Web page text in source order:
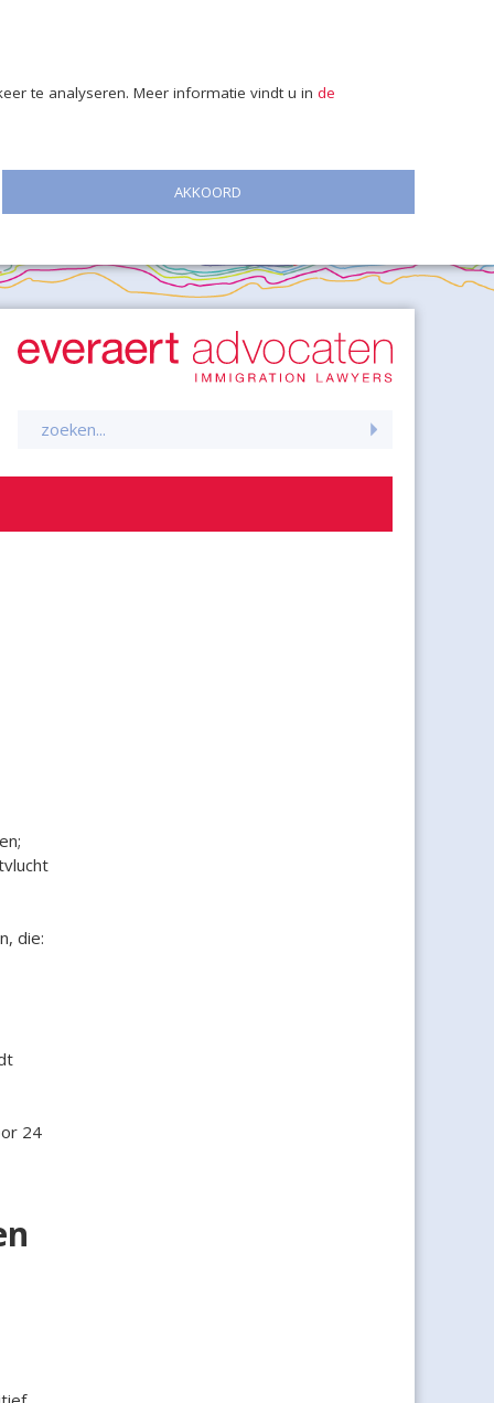
te analyseren. Meer informatie vindt u in de
AKKOORD
Zoeken
die:
24